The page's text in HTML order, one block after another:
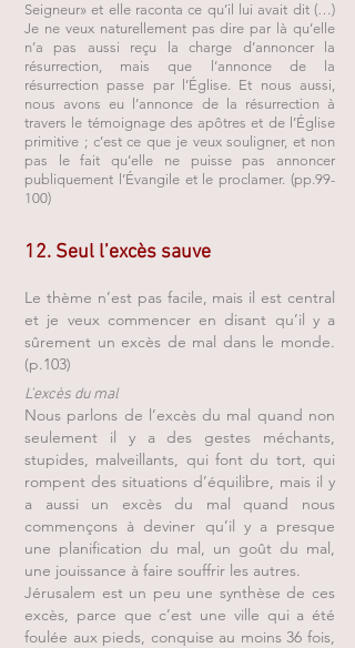
Seigneur» et elle raconta ce qu’il lui avait dit (…)
Je ne veux naturellement pas dire par là qu’elle
n’a pas aussi reçu la charge d’annoncer la
résurrection, mais que l’annonce de la
résurrection passe par l’Église. Et nous aussi,
nous avons eu l’annonce de la résurrection à
travers le témoignage des apôtres et de l’Église
primitive ; c’est ce que je veux souligner, et non
pas le fait qu’elle ne puisse pas annoncer
publiquement l’Évangile et le proclamer. (pp.99-
100)
12. Seul l’excès sauve
Le thème n’est pas facile, mais il est central
et je veux commencer en disant qu’il y a
sûrement un excès de mal dans le monde.
(p.103)
L’excès du mal
Nous parlons de l’excès du mal quand non
seulement il y a des gestes méchants,
stupides, malveillants, qui font du tort, qui
rompent des situations d’équilibre, mais il y
a aussi un excès du mal quand nous
commençons à deviner qu’il y a presque
une planification du mal, un goût du mal,
une jouissance à faire souffrir les autres.
Jérusalem est un peu une synthèse de ces
excès, parce que c’est une ville qui a été
foulée aux pieds, conquise au moins 36 fois,